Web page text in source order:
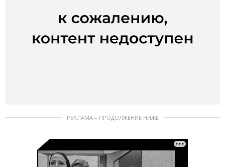
РЕКЛАМА – ПРОДОЛЖЕНИЕ НИЖЕ